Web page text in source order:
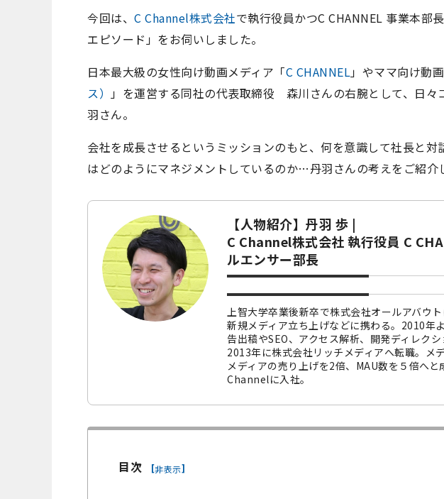
今回は、 C Channel株式会社で執行役員かつC CHANNEL 事業本部
エピソード」をお伺いしました。
日本最大級の女性向け動画メディア「C CHANNEL」やママ向け動
ス） 」を運営する同社の代表取締役 森川さんの右腕として、日々
羽さん。
会社を成長させるというミッションのもと、何を意識して社長と
はどのようにマネジメントしているのか…丹羽さんの考えをご紹介
【人物紹介】丹羽 歩 |
C Channel株式会社 執行役員 C
ルエンサー部長
上智大学卒業後新卒で株式会社オールアバウ
新規メディア立ち上げなどに携わる。2010年
告出稿やSEO、アクセス解析、開発ディレク
2013年に株式会社リッチメディアへ転職。メ
メディアの売り上げを2倍、MAU数を５倍へ
Channelに入社。
目次 [非表示]